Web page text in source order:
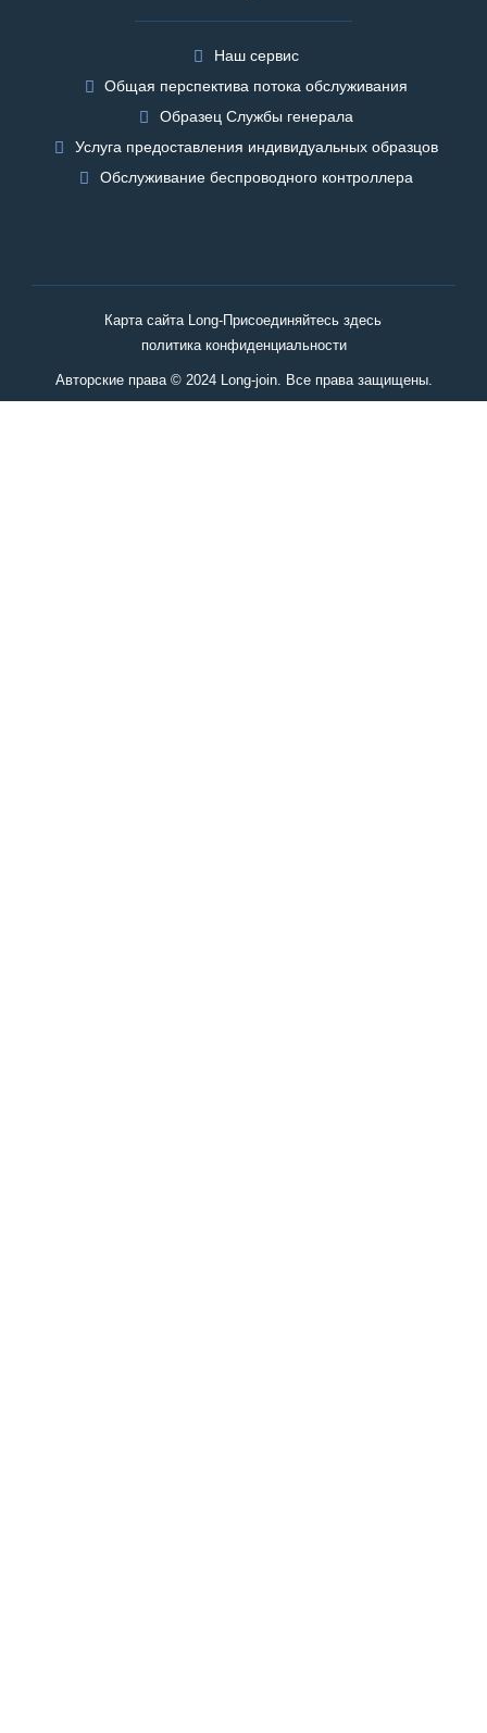
Наш сервис
Общая перспектива потока обслуживания
Образец Службы генерала
Услуга предоставления индивидуальных образцов
Обслуживание беспроводного контроллера
Карта сайта Long-Присоединяйтесь здесь
политика конфиденциальности
Авторские права © 2024 Long-join. Все права защищены.